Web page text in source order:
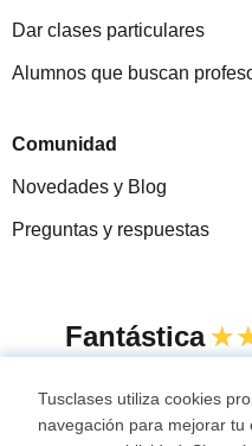
Dar clases particulares
Alumnos que buscan
Comunidad
Novedades y Blog
Preguntas y respuestas
Fantástica
Tusclases utiliza cookies
navegación para mejorar